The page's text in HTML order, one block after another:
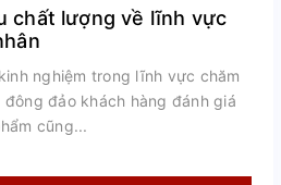
chất lượng về lĩnh vực
nghiệm trong lĩnh vực chăm
đảo khách hàng đánh giá
cũng...